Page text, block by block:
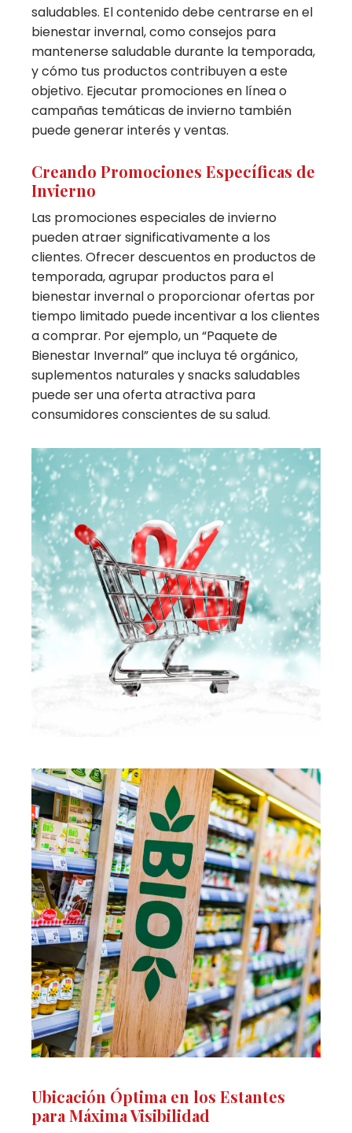
saludables. El contenido debe centrarse en el
bienestar invernal, como consejos para
mantenerse saludable durante la temporada,
y cómo tus productos contribuyen a este
objetivo. Ejecutar promociones en línea o
campañas temáticas de invierno también
puede generar interés y ventas.
Creando Promociones Específicas de
Invierno
Las promociones especiales de invierno
pueden atraer significativamente a los
clientes. Ofrecer descuentos en productos de
temporada, agrupar productos para el
bienestar invernal o proporcionar ofertas por
tiempo limitado puede incentivar a los clientes
a comprar. Por ejemplo, un “Paquete de
Bienestar Invernal” que incluya té orgánico,
suplementos naturales y snacks saludables
puede ser una oferta atractiva para
consumidores conscientes de su salud.
Ubicación Óptima en los Estantes
para Máxima Visibilidad